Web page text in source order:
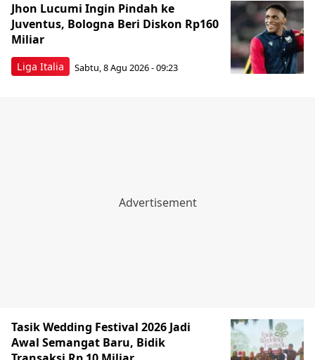
Liga Italia
Jhon Lucumi Ingin Pindah ke
Juventus, Bologna Beri Diskon Rp160
Miliar
Sabtu, 8 Agu 2026 - 09:23
Tasik Wedding Festival 2026 Jadi
Awal Semangat Baru, Bidik